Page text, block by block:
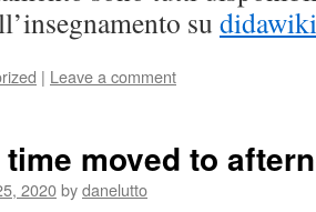
su didawiki
| Leave a comment
moved to
2020bydanelutto